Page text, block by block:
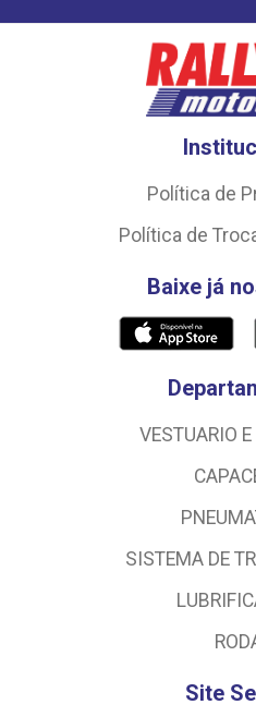
Política de
Política de
Baixe já
VESTUARIO
SISTEMA DE
Site